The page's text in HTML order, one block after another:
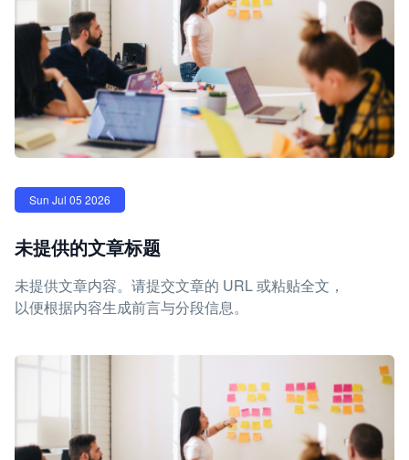
Sun Jul 05 2026
未提供的文章标题
未提供文章内容。请提交文章的 URL 或粘贴全文，
以便根据内容生成前言与分段信息。